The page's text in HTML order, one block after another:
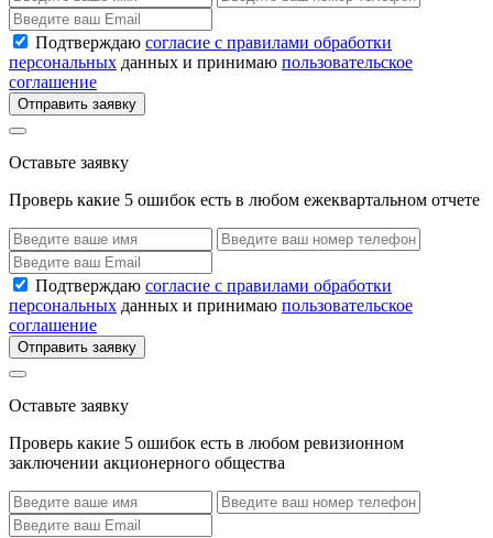
Подтверждаю согласие с правилами обработки
персональных данных и принимаю пользовательское
соглашение
Отправить заявку
Оставьте заявку
Проверь какие 5 ошибок есть в любом ежеквартальном отчете
Подтверждаю согласие с правилами обработки
персональных данных и принимаю пользовательское
соглашение
Отправить заявку
Оставьте заявку
Проверь какие 5 ошибок есть в любом ревизионном
заключении акционерного общества